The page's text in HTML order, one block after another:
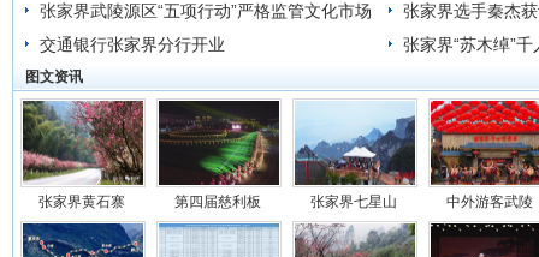
张家界武陵源区“五项行动”严格监管文化市场
张家界选手秦杰
交通银行张家界分行开业
张家界“苏木绰”
图文资讯
张家界黄石寨 第四届慈利板 张家界七星山 中外游客武陵